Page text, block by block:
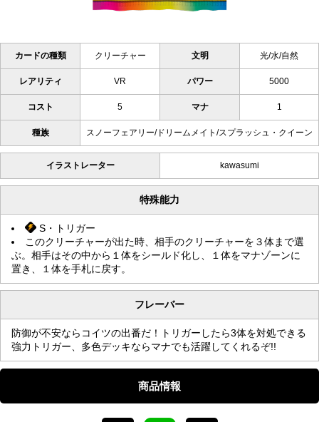
カードの種類 クリーチャー 文明 光/水/自然
レアリティ VR パワー 5000
コスト 5 マナ 1
種族 スノーフェアリー/ドリームメイト/スプラッシュ・クイーン
イラストレーター kawasumi
特殊能力
S・トリガー
このクリーチャーが出た時、相手のクリーチャーを３体まで選
ぶ。相手はその中から１体をシールド化し、１体をマナゾーンに
置き、１体を手札に戻す。
フレーバー
防御が不安ならコイツの出番だ！トリガーしたら3体を対処できる
強力トリガー、多色デッキならマナでも活躍してくれるぞ!!
商品情報